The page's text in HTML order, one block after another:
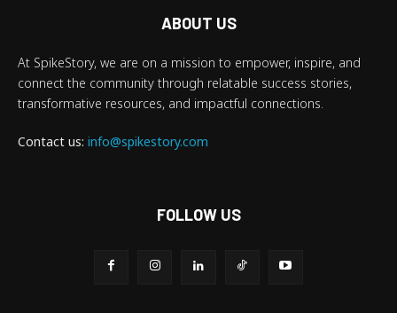
ABOUT US
At SpikeStory, we are on a mission to empower, inspire, and
connect the community through relatable success stories,
transformative resources, and impactful connections.
Contact us: info@spikestory.com
FOLLOW US